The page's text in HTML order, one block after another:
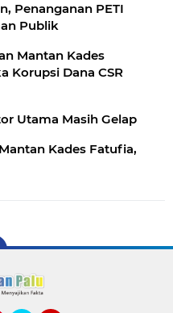
Penanganan PETI
Mantan Kades
Korupsi Dana CSR
Utama Masih Gelap
Kades Fatufia,